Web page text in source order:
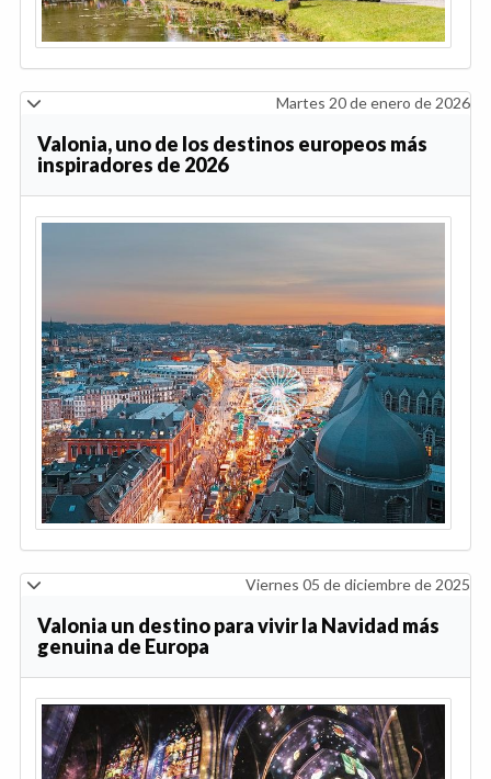
Martes 20 de enero de 2026
Valonia, uno de los destinos europeos más
inspiradores de 2026
Viernes 05 de diciembre de 2025
Valonia un destino para vivir la Navidad más
genuina de Europa